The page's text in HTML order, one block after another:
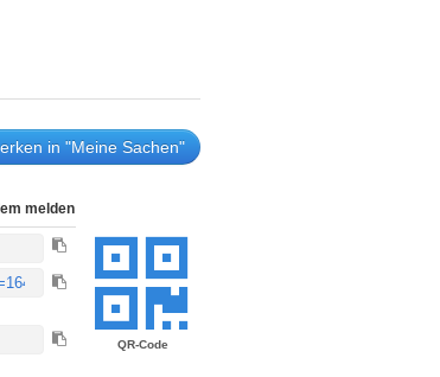
in "Meine Sachen"
QR-Code
melden